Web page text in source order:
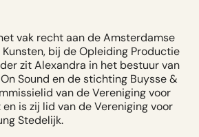
vak recht aan de Amsterdamse
bij de Opleiding Productie
zit Alexandra in het bestuur van
Sound en de stichting Buysse &
van de Vereniging voor
is zij lid van de Vereniging voor
Stedelijk.